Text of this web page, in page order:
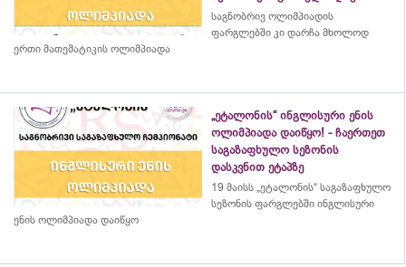
საგნობრივ ოლიმპიადის
ფარგლებში კი დარჩა მხოლოდ
ერთი მათემატიკის ოლიმპიადა
„ეტალონის“ ინგლისური ენის
ოლიმპიადა დაიწყო! - ჩაერთეთ
საგაზაფხულო სეზონის
დასკვნით ეტაპზე
19 მაისს „ეტალონის“ საგაზაფხულო
სეზონის ფარგლებში ინგლისური
ენის ოლიმპიადა დაიწყო